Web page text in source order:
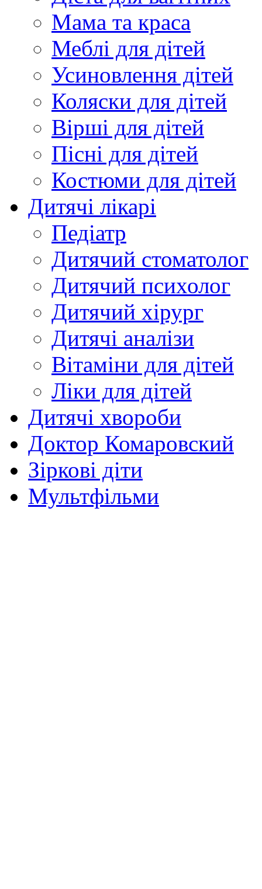
Мама та краса
Меблі для дітей
Усиновлення дітей
Коляски для дітей
Вірші для дітей
Пісні для дітей
Костюми для дітей
Дитячі лікарі
Педіатр
Дитячий стоматолог
Дитячий психолог
Дитячий хірург
Дитячі аналізи
Вітаміни для дітей
Ліки для дітей
Дитячі хвороби
Доктор Комаровский
Зіркові діти
Мультфільми